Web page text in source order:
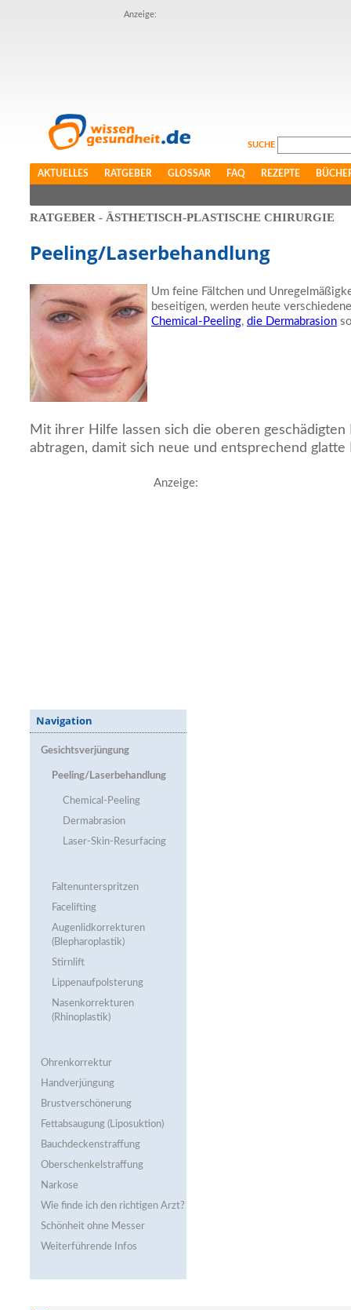
Anzeige:
SUCHE
AKTUELLES RATGEBER GLOSSAR FAQ REZEPTE
RATGEBER - ÄSTHETISCH-PLASTISCHE CHIRURGIE
Peeling/Laserbehandlung
Um feine Fältchen und
beseitigen, werden heute
Chemical-Peeling, die Dermabrasion
Mit ihrer Hilfe lassen sich die oberen
abtragen, damit sich neue und entsprechend glatte
Anzeige:
Navigation
Gesichtsverjüngung
Peeling/Laserbehandlung
Chemical-Peeling
Dermabrasion
Laser-Skin-Resurfacing
Faltenunterspritzen
Facelifting
Augenlidkorrekturen
(Blepharoplastik)
Stirnlift
Lippenaufpolsterung
Nasenkorrekturen
(Rhinoplastik)
Ohrenkorrektur
Handverjüngung
Brustverschönerung
Fettabsaugung (Liposuktion)
Bauchdeckenstraffung
Oberschenkelstraffung
Narkose
Wie finde ich den richtigen Arzt?
Schönheit ohne Messer
Weiterführende Infos